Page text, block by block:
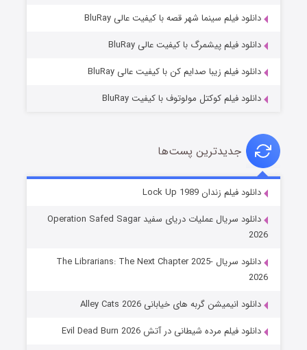
شوهر
دانلود فیلم سینما شهر قصه با کیفیت عالی BluRay
دانلود فیلم پیشمرگ با کیفیت عالی BluRay
دانلود فیلم زیبا صدایم کن با کیفیت عالی BluRay
دانلود فیلم کوکتل مولوتوف با کیفیت BluRay
جدیدترین پست‌ها
دانلود فیلم زندان Lock Up 1989
دانلود سریال عملیات دریای سفید Operation Safed Sagar
2026
دانلود سریال The Librarians: The Next Chapter 2025-
2026
دانلود انیمیشن گربه های خیابانی Alley Cats 2026
دانلود فیلم مرده شیطانی در آتش Evil Dead Burn 2026